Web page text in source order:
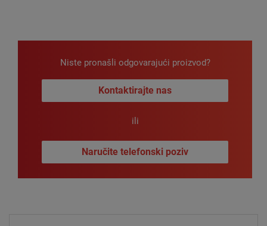
Niste pronašli odgovarajući proizvod?
Kontaktirajte nas
ili
Naručite telefonski poziv